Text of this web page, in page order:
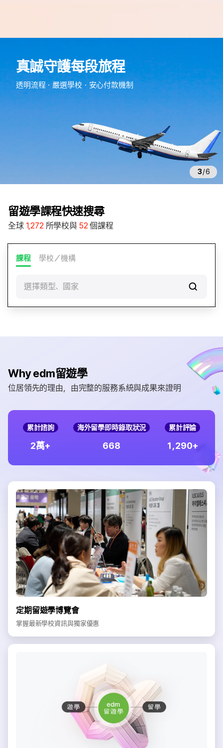
真誠守護每段旅程
透明流程・嚴選學校・安心付款機制
3/6
留遊學課程快速搜尋
全球 1,272 所學校與 52 個課程
課程 學校／機構
選擇類型、國家
Why edm留遊學
位居領先的理由，由完整的服務系統與成果來證明
累計諮詢
2萬+
海外留學即時錄取狀況
668
累計評論
1 290+
定期留遊學博覽會
掌握最新學校資訊與獨家優惠